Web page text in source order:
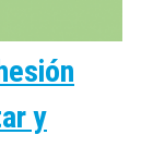
y